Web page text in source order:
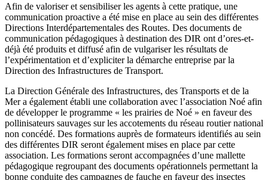
Afin de valoriser et sensibiliser les agents à cette pratique, une
communication proactive a été mise en place au sein des différentes
Directions Interdépartementales des Routes. Des documents de
communication pédagogiques à destination des DIR ont d’ores-et-
déjà été produits et diffusé afin de vulgariser les résultats de
l’expérimentation et d’expliciter la démarche entreprise par la
Direction des Infrastructures de Transport.
La Direction Générale des Infrastructures, des Transports et de la
Mer a également établi une collaboration avec l’association Noé afin
de développer le programme « les prairies de Noé » en faveur des
pollinisateurs sauvages sur les accotements du réseau routier national
non concédé. Des formations auprès de formateurs identifiés au sein
des différentes DIR seront également mises en place par cette
association. Les formations seront accompagnées d’une mallette
pédagogique regroupant des documents opérationnels permettant la
bonne conduite des campagnes de fauche en faveur des insectes